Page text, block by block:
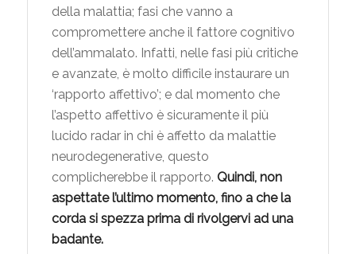
della malattia; fasi che vanno a
compromettere anche il fattore cognitivo
dell’ammalato. Infatti, nelle fasi più critiche
e avanzate, è molto difficile instaurare un
‘rapporto affettivo’; e dal momento che
l’aspetto affettivo è sicuramente il più
lucido radar in chi è affetto da malattie
neurodegenerative, questo
complicherebbe il rapporto. Quindi, non
aspettate l’ultimo momento, fino a che la
corda si spezza prima di rivolgervi ad una
badante.